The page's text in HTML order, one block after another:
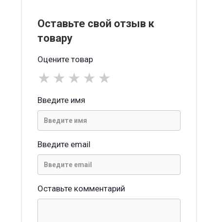
Оставьте свой отзыв к
товару
Оцените товар
★
★
★
★
★
Введите имя
Введите email
Оставьте комментарий